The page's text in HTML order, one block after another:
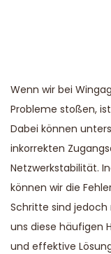
Wenn wir bei
Probleme stoßen,
Dabei können
inkorrekten
Netzwerkstabilität.
können wir die
Schritte sind
uns diese häufigen
und effektive